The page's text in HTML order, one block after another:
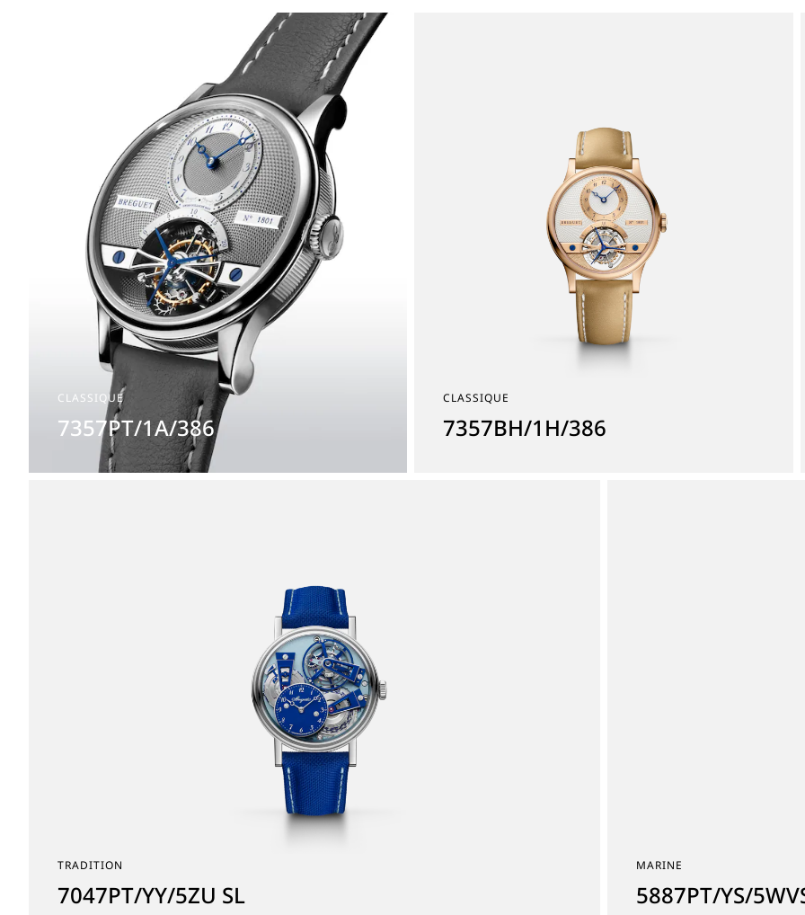
CLASSIQUE
7357PT/1A/386
CLASSIQUE
7357BH/1H/386
TRADITION
7047PT/YY/5ZU SL
MARINE
5887PT/YS/